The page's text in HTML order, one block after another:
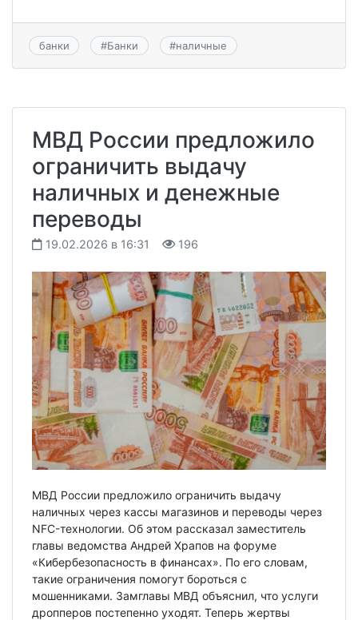
банки #Банки #наличные
МВД России предложило
ограничить выдачу
наличных и денежные
переводы
19.02.2026 в 16:31 196
МВД России предложило ограничить выдачу
наличных через кассы магазинов и переводы через
NFC-технологии. Об этом рассказал заместитель
главы ведомства Андрей Храпов на форуме
«Кибербезопасность в финансах». По его словам,
такие ограничения помогут бороться с
мошенниками. Замглавы МВД объяснил, что услуги
дропперов постепенно уходят. Теперь жертвы